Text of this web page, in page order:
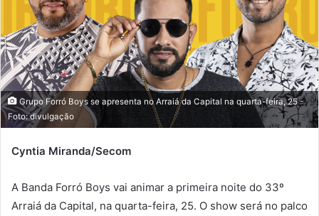
e
-
m
a
i
Grupo Forró Boys se apresenta no Arraiá da Capital na quarta-feira, 25 -
Foto: divulgação
Cyntia Miranda/Secom
A Banda Forró Boys vai animar a primeira noite do 33º
Arraiá da Capital, na quarta-feira, 25. O show será no palco